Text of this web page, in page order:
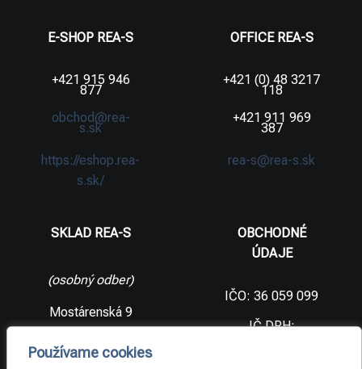
Používame cookies
E-SHOP REA-S
+421 915 946
877
obchod@rea-
s.sk
https://eshop.rea-
s.sk/
OFFICE REA-S
+421 (0) 48 3217
118
+421 911 969
387
rea-s@rea-s.sk
SKLAD REA-S
(osobný odber)
Mostárenská 9
OBCHODNÉ
ÚDAJE
IČO: 36 059 099
IČ DPH: